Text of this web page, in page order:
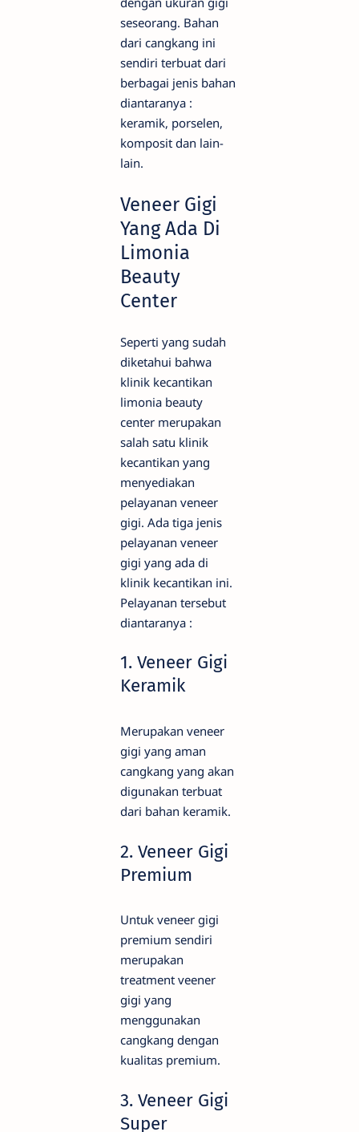
seseorang. Bahan
dari cangkang ini
sendiri terbuat dari
berbagai jenis bahan
diantaranya :
keramik, porselen,
komposit dan lain-
lain.
Veneer Gigi
Yang Ada Di
Limonia
Beauty
Center
Seperti yang sudah
diketahui bahwa
klinik kecantikan
limonia beauty
center merupakan
salah satu klinik
kecantikan yang
menyediakan
pelayanan veneer
gigi. Ada tiga jenis
pelayanan veneer
gigi yang ada di
klinik kecantikan ini.
Pelayanan tersebut
diantaranya :
1. Veneer Gigi
Keramik
Merupakan veneer
gigi yang aman
cangkang yang akan
digunakan terbuat
dari bahan keramik.
2. Veneer Gigi
Premium
Untuk veneer gigi
premium sendiri
merupakan
treatment veener
gigi yang
menggunakan
cangkang dengan
kualitas premium.
3. Veneer Gigi
Super